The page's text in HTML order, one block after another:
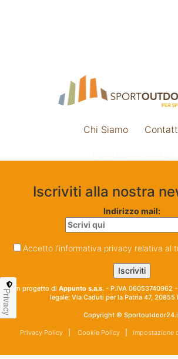
Chi Siamo
Iscriviti alla nostra
Indirizzo mail:
Accetto l'informativa privacy relativa al
Un progetto di Appunto s.a.s. - P.IVA 06053740962
legale: Via Caduti per la Patria 47, 20855
Copyright ©
Privacy Policy| Cookie Policy| Impostazione
Privacy